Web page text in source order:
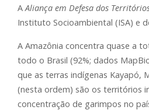
AAliança em Defesa dos
Instituto Socioambiental (ISA) e
A Amazônia concentra quase a
todo o Brasil (92%; dados
que as terras indígenas Kayapó,
(nesta ordem) são os territórios
concentração de garimpos no